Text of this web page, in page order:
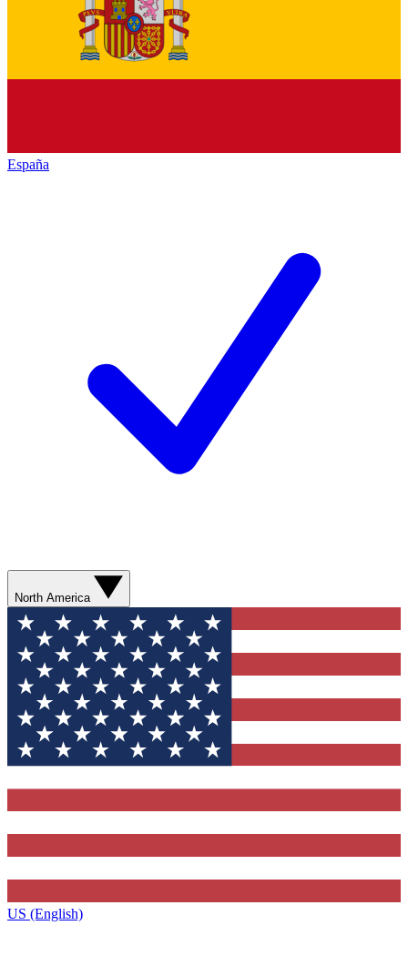
España
North America
US (English)